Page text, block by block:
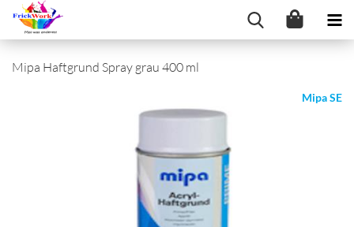
Mipa Haftgrund Spray grau 400 ml
Mipa SE